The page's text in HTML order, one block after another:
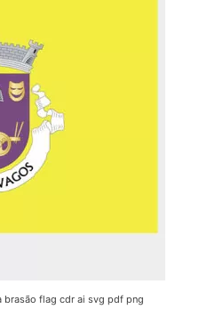
brasão flag cdr ai svg pdf png